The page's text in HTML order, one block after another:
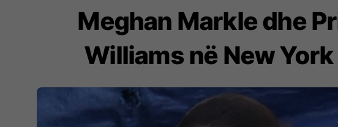
Meghan Markle dhe
Williams në New